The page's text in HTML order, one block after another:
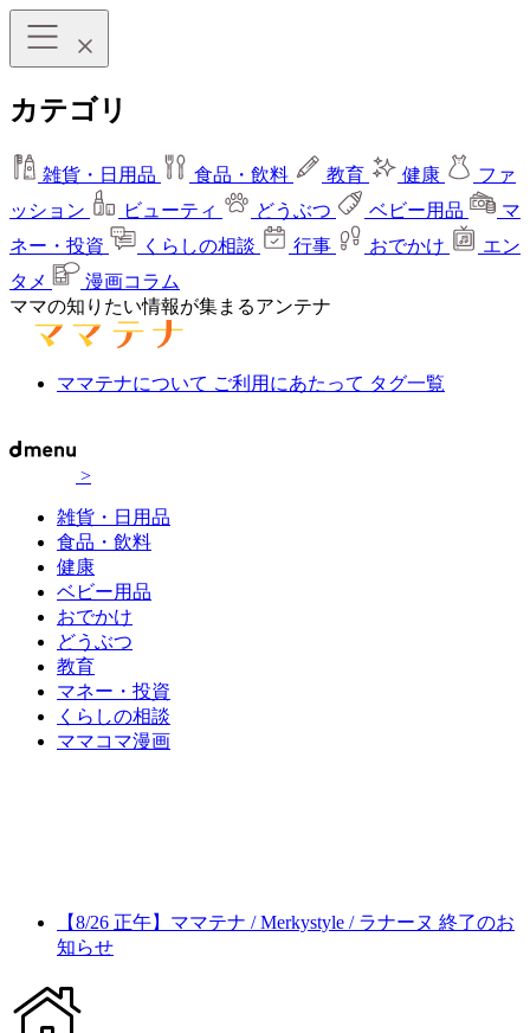
カテゴリ
雑貨・日用品 食品・飲料 教育 健康
ファ
ッション
ビューティ どうぶつ ベビー用品
マ
ネー・投資
くらしの相談 行事 おでかけ
エン
タメ
漫画コラム
ママの知りたい情報が集まるアンテナ
ママテナについて ご利用にあたって タグ一覧
>
雑貨・日用品
食品・飲料
健康
ベビー用品
おでかけ
どうぶつ
教育
マネー・投資
くらしの相談
ママコマ漫画
【8/26 正午】ママテナ / Merkystyle / ラナーヌ 終了のお
知らせ